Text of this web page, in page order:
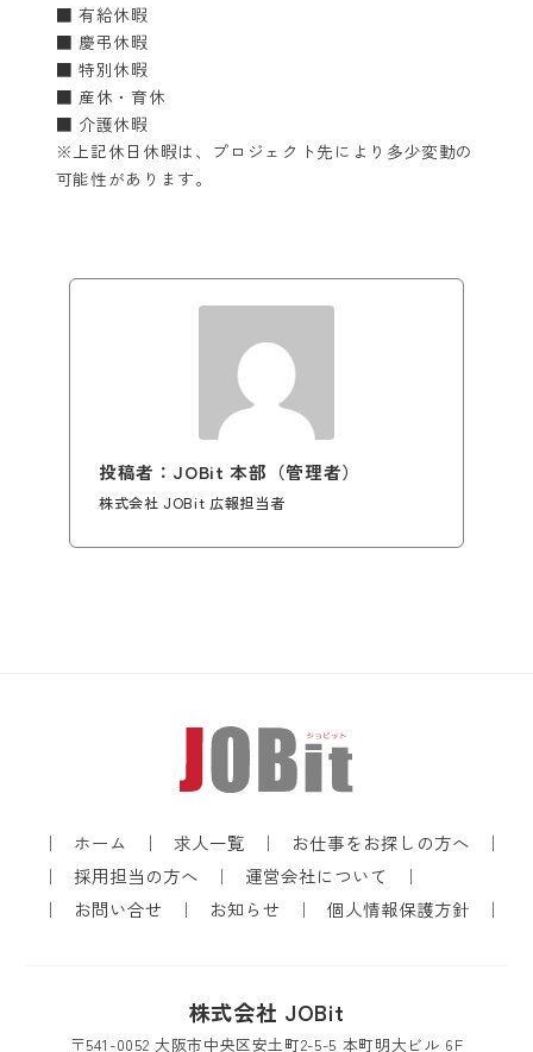
■ 有給休暇
■ 慶弔休暇
■ 特別休暇
■ 産休・育休
■ 介護休暇
※上記休日休暇は、プロジェクト先により多少変動の
可能性があります。
投稿者：JOBit 本部（管理者）
株式会社 JOBit 広報担当者
ホーム 求人一覧
お仕事をお探しの方へ
採用担当の方へ
運営会社について
お問い合せ
お知らせ 個人情報保護方針
株式会社 JOBit
〒541-0052 大阪市中央区安土町2-5-5 本町明大ビル 6F